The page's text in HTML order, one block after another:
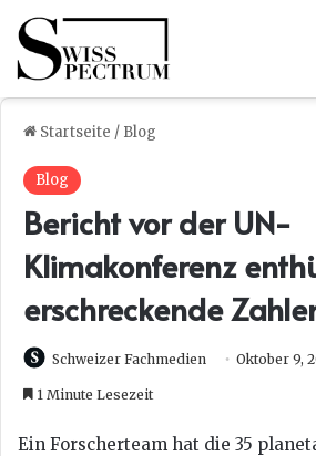
Startseite / Blog
Blog
Bericht vor der UN-
Klimakonferenz
erschreckende
Schweizer Fachmedien Oktober 9,
1 Minute Lesezeit
Ein Forscherteam hat die 35